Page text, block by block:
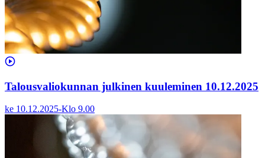
Talousvaliokunnan julkinen kuuleminen 10.12.2025
ke 10.12.2025-Klo 9.00